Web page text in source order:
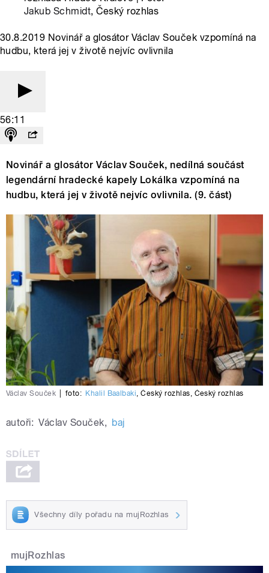
Jakub Schmidt, Český rozhlas
30.8.2019 Novinář a glosátor Václav Souček vzpomíná na
hudbu, která jej v životě nejvíc ovlivnila
56:11
Novinář a glosátor Václav Souček, nedílná součást
legendární hradecké kapely Lokálka vzpomíná na
hudbu, která jej v životě nejvíc ovlivnila. (9. část)
Václav Souček foto: Khalil Baalbaki ,Český rozhlas Český rozhlas
autoři: Václav Souček, baj
Všechny díly pořadu na mujRozhlas
mujRozhlas